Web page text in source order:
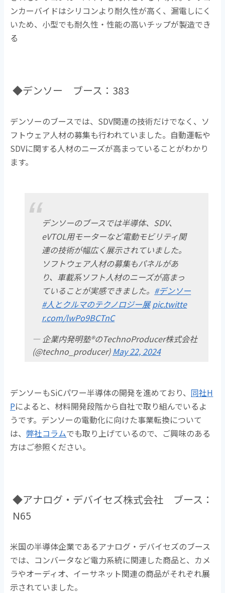
ンカーバイドはシリコンより耐久性が高く、漏電しにく
いため、小型でも耐久性・性能の高いチップが製造でき
る
◆デンソー ブース：383
デンソーのブースでは、SDV関連の技術だけでなく、ソ
フトウェア人材の募集も行われていました。自動運転や
SDVに関する人材のニーズが高まっていることがわかり
ます。
デンソーのブースでは半導体、SDV、
eVTOL用モーターなど電動モビリティ関
連の技術が幅広く展示されていました。
ソフトウェア人材の募集もパネルがあ
り、車載系ソフト人材のニーズが高まっ
ていることが実感できました。 #デンソー
#人とクルマのテクノロジー展 pic.twitte
r.com/lwPo9BCTnC
— 企業内発明塾®のTechnoProducer株式会社
(@techno_producer)May 22, 2024
デンソーもSiCパワー半導体の開発を進めており、 同社H
Pによると、材料開発段階から自社で取り組んでいるよ
うです。デンソーの電動化に向けた事業転換について
は、弊社コラムでも取り上げているので、ご興味のある
方はご参照ください。
◆アナログ・デバイセズ株式会社 ブース：
N65
米国の半導体企業であるアナログ・デバイセズのブース
では、コンバータなど電力系統に関連した商品と、カメ
ラやオーディオ、イーサネット関連の商品がそれぞれ展
示されていました。